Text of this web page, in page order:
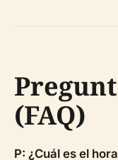
(FAQ)
P: ¿Cuál es el